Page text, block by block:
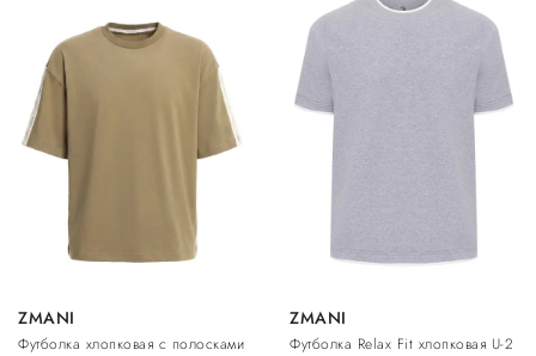
ZMANI
Футболка хлопковая с полосками
ZMANI
Футболка Relax Fit хлопковая U-2